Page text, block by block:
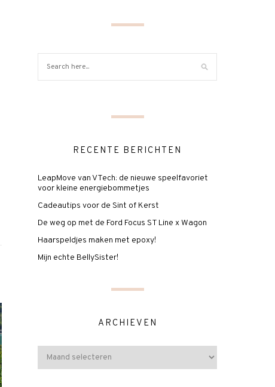
RECENTE BERICHTEN
LeapMove van VTech: de nieuwe speelfavoriet
voor kleine energiebommetjes
Cadeautips voor de Sint of Kerst
De weg op met de Ford Focus ST Line x Wagon
Haarspeldjes maken met epoxy!
Mijn echte BellySister!
ARCHIEVEN